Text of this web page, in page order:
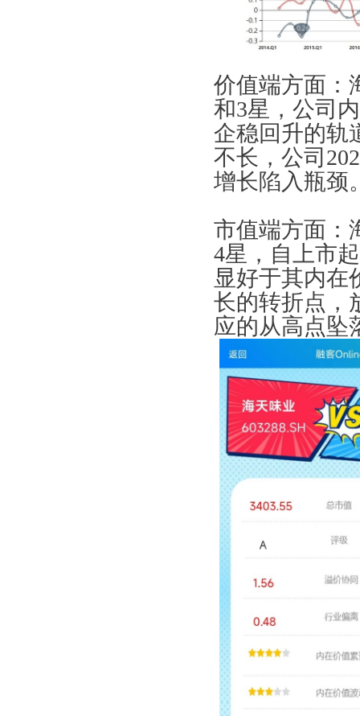
价值端方面：
和3星，公司
企稳回升的轨
不长，公司
增长陷入瓶颈
市值端方面：
4星，自上市
显好于其内在
长的转折点，
应的从高点坠